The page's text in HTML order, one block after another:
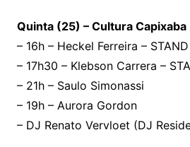
Quinta (25) – Cultura Capixaba
– 16h – Heckel Ferreira –
– 17h30 – Klebson Carrera –
– 21h – Saulo Simonassi
– 19h – Aurora Gordon
– DJ Renato Vervloet (DJ